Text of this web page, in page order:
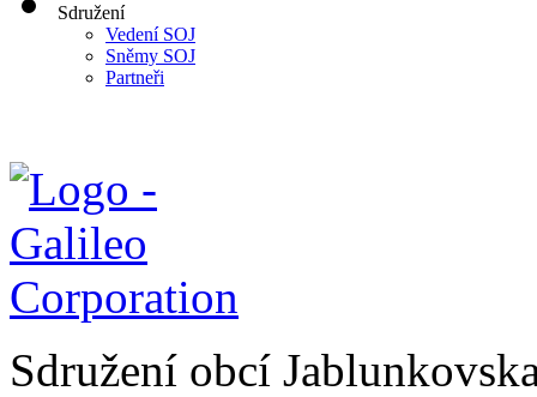
Sdružení
Vedení SOJ
Sněmy SOJ
Partneři
Sdružení obcí